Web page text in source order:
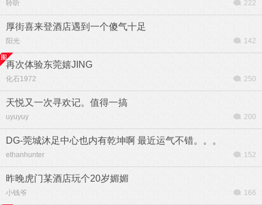
聆听 222
厚街喜来登酒店遇到一个傻气十足
阳光 142
再次体验东莞嬉JING
化石1972 250
天悦又一次寻欢记。值得一搞
uyuyuy 200
DG-莞城沐足中心也内有乾坤啊 最近运气不错。。。
ethanhunter 152
昨晚虎门某酒店玩个20岁媚媚
小钱爷 166